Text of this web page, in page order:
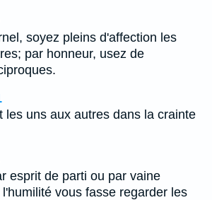
soyez pleins d'affection les
par honneur, usez de
les uns aux autres dans la crainte
esprit de parti ou par vaine
vous fasse regarder les